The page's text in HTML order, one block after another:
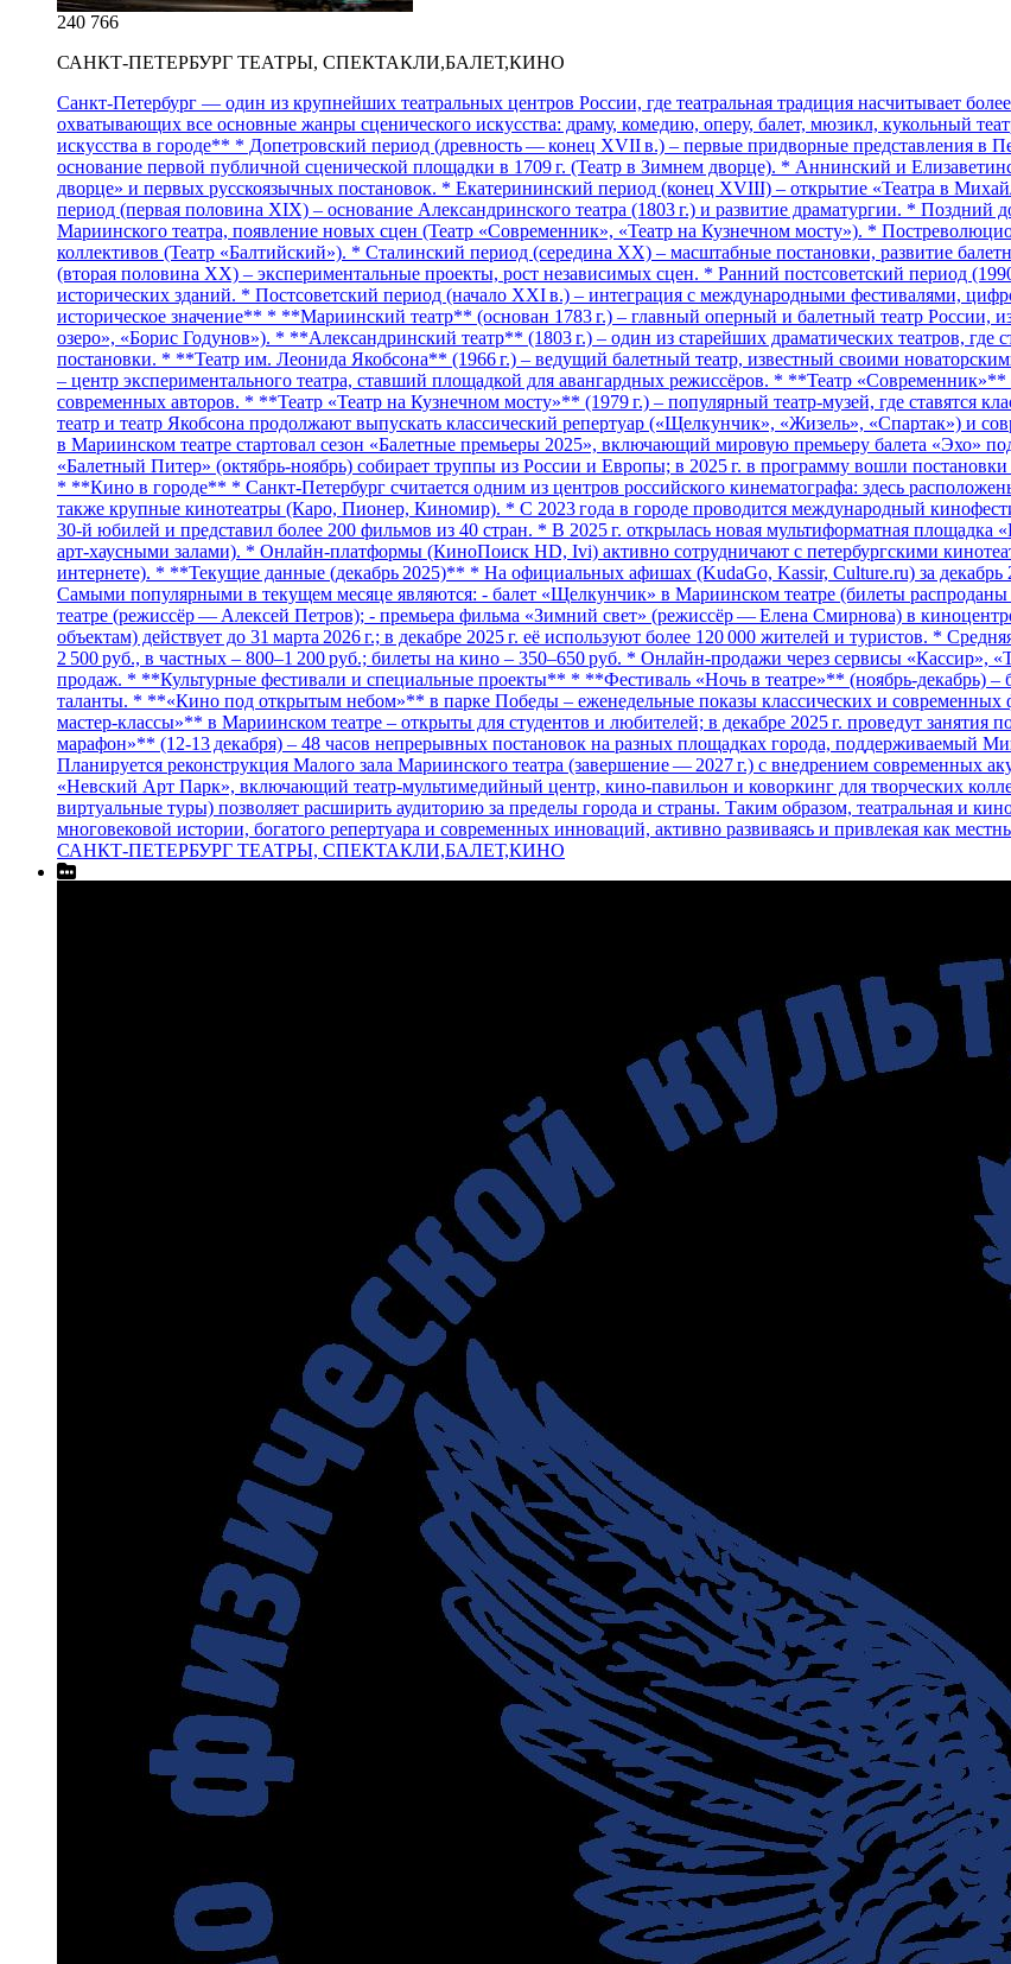
240 766
САНКТ-ПЕТЕРБУРГ ТЕАТРЫ, СПЕКТАКЛИ,БАЛЕТ,КИНО
Санкт‑Петербург — один из крупнейших театральных центров России, где театральная традиция насчитывает
охватывающих все основные жанры сценического искусства: драму, комедию, оперу, балет, мюзикл, кукольный
искусства в городе** * Допетровский период (древность — конец XVII в.) – первые придворные представления в
основание первой публичной сценической площадки в 1709 г. (Театр в Зимнем дворце). * Аннинский и
дворце» и первых русскоязычных постановок. * Екатерининский период (конец XVIII) – открытие «Театра в
период (первая половина XIX) – основание Александринского театра (1803 г.) и развитие драматургии. *
Мариинского театра, появление новых сцен (Театр «Современник», «Театр на Кузнечном мосту»). *
коллективов (Театр «Балтийский»). * Сталинский период (середина XX) – масштабные постановки, развитие
(вторая половина XX) – экспериментальные проекты, рост независимых сцен. * Ранний постсоветский период
исторических зданий. * Постсоветский период (начало XXI в.) – интеграция с международными фестивалями,
историческое значение** * **Мариинский театр** (основан 1783 г.) – главный оперный и балетный театр России,
озеро», «Борис Годунов»). * **Александринский театр** (1803 г.) – один из старейших драматических театров,
постановки. * **Театр им. Леонида Якобсона** (1966 г.) – ведущий балетный театр, известный своими
– центр экспериментального театра, ставший площадкой для авангардных режиссёров. * **Театр
современных авторов. * **Театр «Театр на Кузнечном мосту»** (1979 г.) – популярный театр-музей, где ставятся
театр и театр Якобсона продолжают выпускать классический репертуар («Щелкунчик», «Жизель», «Спартак») и
в Мариинском театре стартовал сезон «Балетные премьеры 2025», включающий мировую премьеру балета «Эхо»
«Балетный Питер» (октябрь‑ноябрь) собирает труппы из России и Европы; в 2025 г. в программу вошли
* **Кино в городе** * Санкт‑Петербург считается одним из центров российского кинематографа: здесь
также крупные кинотеатры (Каро, Пионер, Киномир). * С 2023 года в городе проводится международный
30‑й юбилей и представил более 200 фильмов из 40 стран. * В 2025 г. открылась новая мультиформатная
арт‑хаусными залами). * Онлайн‑платформы (КиноПоиск HD, Ivi) активно сотрудничают с петербургскими
интернете). * **Текущие данные (декабрь 2025)** * На официальных афишах (KudaGo, Kassir, Culture.ru) за декабрь
Самыми популярными в текущем месяце являются: - балет «Щелкунчик» в Мариинском театре (билеты
театре (режиссёр — Алексей Петров); - премьера фильма «Зимний свет» (режиссёр — Елена Смирнова) в
объектам) действует до 31 марта 2026 г.; в декабре 2025 г. её используют более 120 000 жителей и туристов. *
2 500 руб., в частных – 800–1 200 руб.; билеты на кино – 350–650 руб. * Онлайн‑продажи через сервисы «Кассир»,
продаж. * **Культурные фестивали и специальные проекты** * **Фестиваль «Ночь в театре»** (ноябрь‑декабрь)
таланты. * **«Кино под открытым небом»** в парке Победы – еженедельные показы классических и современных
мастер‑классы»** в Мариинском театре – открыты для студентов и любителей; в декабре 2025 г. проведут
марафон»** (12‑13 декабря) – 48 часов непрерывных постановок на разных площадках города, поддерживаемый
Планируется реконструкция Малого зала Мариинского театра (завершение — 2027 г.) с внедрением современных
«Невский Арт Парк», включающий театр‑мультимедийный центр, кино‑павильон и коворкинг для творческих
виртуальные туры) позволяет расширить аудиторию за пределы города и страны. Таким образом, театральная и
многовековой истории, богатого репертуара и современных инноваций, активно развиваясь и привлекая как
САНКТ-ПЕТЕРБУРГ ТЕАТРЫ, СПЕКТАКЛИ,БАЛЕТ,КИНО